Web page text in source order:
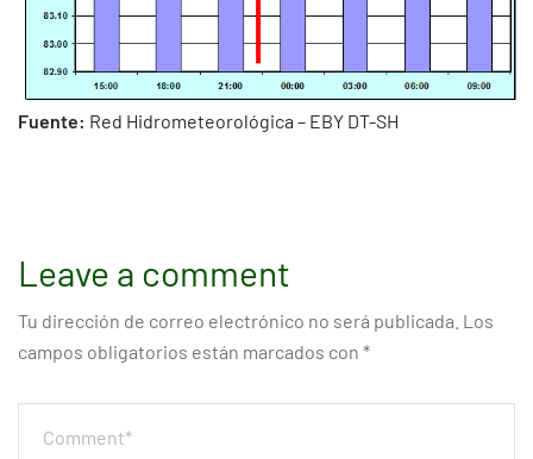
Fuente: Red Hidrometeorológica – EBY DT-SH
Leave a comment
Tu dirección de correo electrónico no será publicada. Los
campos obligatorios están marcados con *